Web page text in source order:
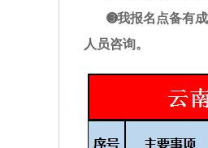
➌我报名点备有
人员咨询。